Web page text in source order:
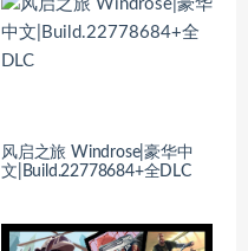
风启之旅 Windrose|豪华中
文|Build.22778684+全DLC